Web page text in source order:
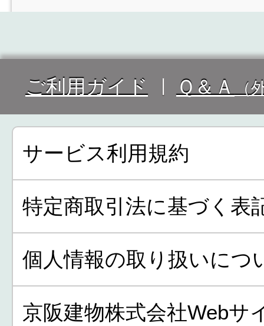
ご利用ガイド Ｑ＆Ａ （
サービス利用規約
特定商取引法に基づく表
個人情報の取り扱いにつ
京阪建物株式会社Webサ